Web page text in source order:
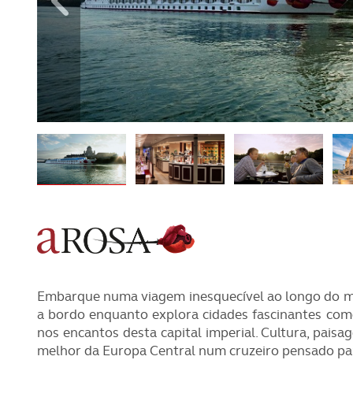
REVISTA ACP
CLÁSSICOS
GOLFE
AUTOCARAVANISMO
PETS
SOBRE O ACP SEGUROS
Embarque numa viagem inesquecível ao longo do
a bordo enquanto explora cidades fascinantes
nos encantos desta capital imperial. Cultura,
melhor da Europa Central num cruzeiro pensado